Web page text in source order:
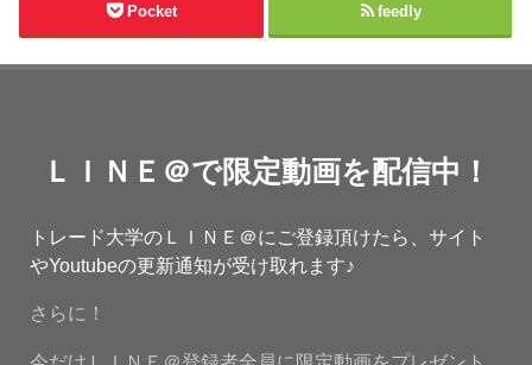
Pocket feedly
ＬＩＮＥ＠で限定動画を配信中！
トレード大学のＬＩＮＥ＠にご登録頂けたら、サイト
やYoutubeの更新通知が受け取れます♪
さらに！